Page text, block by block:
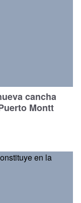
cancha
Montt